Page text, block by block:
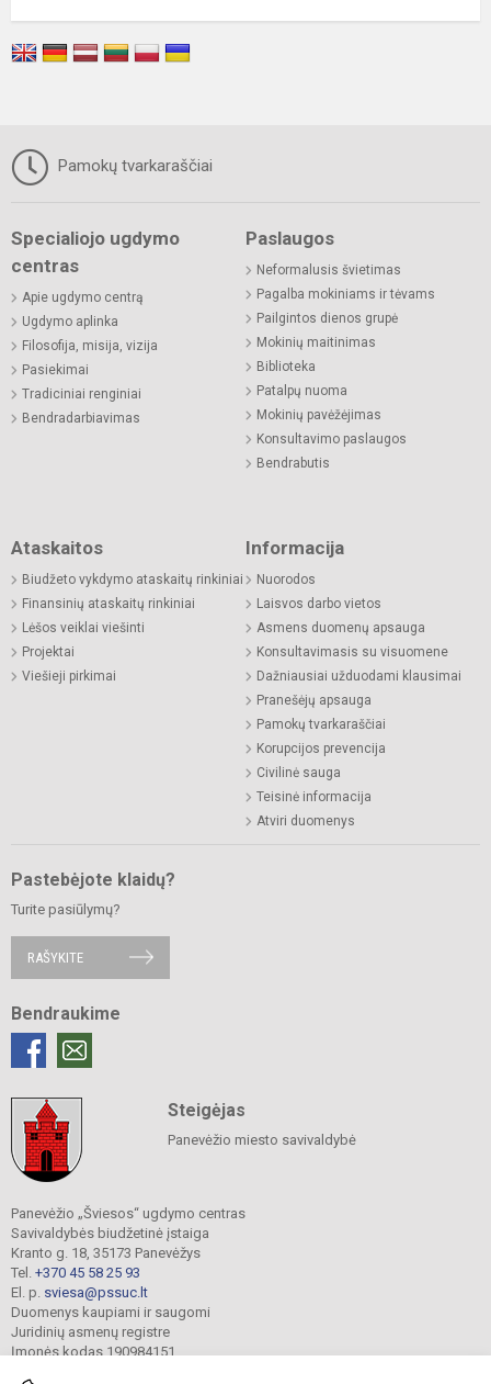
Pamokų tvarkaraščiai
Specialiojo ugdymo
centras
Apie ugdymo centrą
Ugdymo aplinka
Filosofija, misija, vizija
Pasiekimai
Tradiciniai renginiai
Bendradarbiavimas
Paslaugos
Neformalusis švietimas
Pagalba mokiniams ir tėvams
Pailgintos dienos grupė
Mokinių maitinimas
Biblioteka
Patalpų nuoma
Mokinių pavėžėjimas
Konsultavimo paslaugos
Bendrabutis
Ataskaitos
Biudžeto vykdymo ataskaitų rinkiniai
Finansinių ataskaitų rinkiniai
Lėšos veiklai viešinti
Projektai
Viešieji pirkimai
Informacija
Nuorodos
Laisvos darbo vietos
Asmens duomenų apsauga
Konsultavimasis su visuomene
Dažniausiai užduodami klausimai
Pranešėjų apsauga
Pamokų tvarkaraščiai
Korupcijos prevencija
Civilinė sauga
Teisinė informacija
Atviri duomenys
Pastebėjote klaidų?
Turite pasiūlymų?
RAŠYKITE
Bendraukime
Steigėjas
Panevėžio miesto savivaldybė
Panevėžio „Šviesos“ ugdymo centras
Savivaldybės biudžetinė įstaiga
Kranto g. 18, 35173 Panevėžys
Tel. +370 45 58 25 93
El. p. sviesa@pssuc.lt
Duomenys kaupiami ir saugomi
Juridinių asmenų registre
Įmonės kodas 190984151